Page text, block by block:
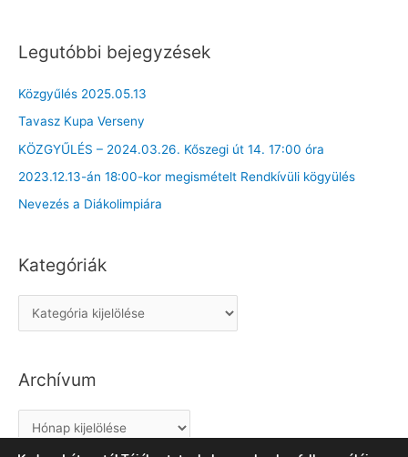
Legutóbbi bejegyzések
Közgyűlés 2025.05.13
Tavasz Kupa Verseny
KÖZGYŰLÉS – 2024.03.26. Kőszegi út 14. 17:00 óra
2023.12.13-án 18:00-kor megismételt Rendkívüli kögyülés
Nevezés a Diákolimpiára
Kategóriák
a
e
r
Archívum